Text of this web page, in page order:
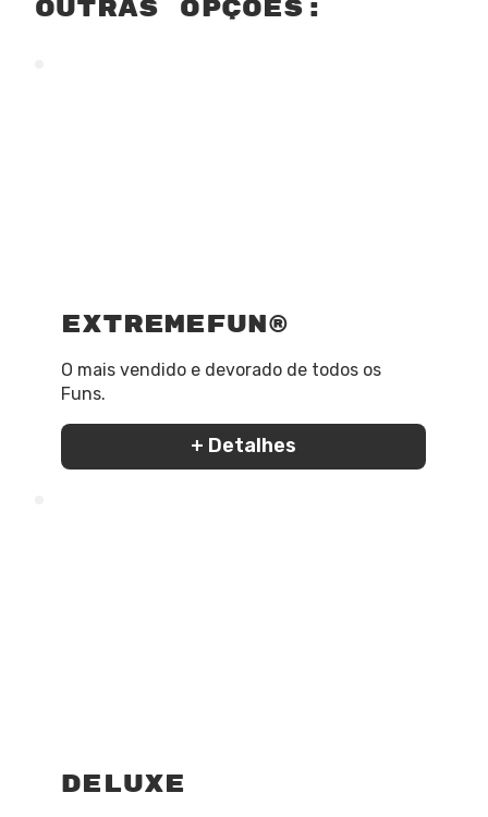
outras opções:
ExtremeFun®
O mais vendido e devorado de todos os
Funs.
+ Detalhes
Deluxe